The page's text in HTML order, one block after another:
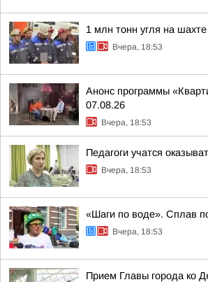
1 млн тонн угля на
Вчера, 18:53
Анонс программы
07.08.26
Вчера, 18:53
Педагоги учатся
Вчера, 18:53
«Шаги по воде». Сплав
Вчера, 18:53
Прием Главы города ко